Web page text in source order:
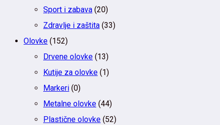
Sport i zabava (20)
Zdravlje i zaštita (33)
Olovke (152)
Drvene olovke (13)
Kutije za olovke (1)
Markeri (0)
Metalne olovke (44)
Plastične olovke (52)